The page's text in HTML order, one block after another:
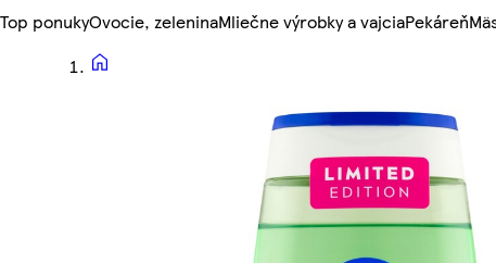
Top ponukyOvocie, zeleninaMliečne výrobky a vajciaPekáreň